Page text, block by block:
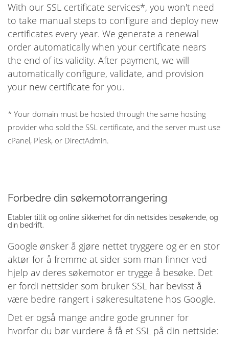
With our SSL certificate services*, you won't need
to take manual steps to configure and deploy new
certificates every year. We generate a renewal
order automatically when your certificate nears
the end of its validity. After payment, we will
automatically configure, validate, and provision
your new certificate for you.
* Your domain must be hosted through the same hosting
provider who sold the SSL certificate, and the server must use
cPanel, Plesk, or DirectAdmin.
Forbedre din søkemotorrangering
Etabler tillit og online sikkerhet for din nettsides besøkende, og
din bedrift.
Google ønsker å gjøre nettet tryggere og er en stor
aktør for å fremme at sider som man finner ved
hjelp av deres søkemotor er trygge å besøke. Det
er fordi nettsider som bruker SSL har bevisst å
være bedre rangert i søkeresultatene hos Google.
Det er også mange andre gode grunner for
hvorfor du bør vurdere å få et SSL på din nettside: